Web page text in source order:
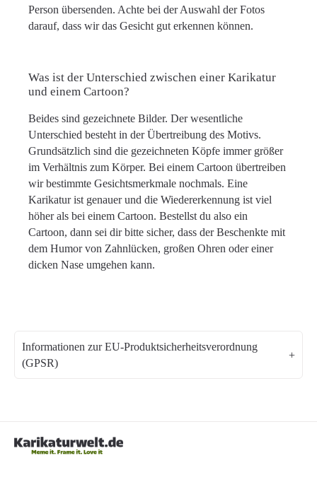
Person übersenden. Achte bei der Auswahl der Fotos
darauf, dass wir das Gesicht gut erkennen können.
Was ist der Unterschied zwischen einer Karikatur
und einem Cartoon?
Beides sind gezeichnete Bilder. Der wesentliche
Unterschied besteht in der Übertreibung des Motivs.
Grundsätzlich sind die gezeichneten Köpfe immer größer
im Verhältnis zum Körper. Bei einem Cartoon übertreiben
wir bestimmte Gesichtsmerkmale nochmals. Eine
Karikatur ist genauer und die Wiedererkennung ist viel
höher als bei einem Cartoon. Bestellst du also ein
Cartoon, dann sei dir bitte sicher, dass der Beschenkte mit
dem Humor von Zahnlücken, großen Ohren oder einer
dicken Nase umgehen kann.
Informationen zur EU-Produktsicherheitsverordnung
(GPSR)